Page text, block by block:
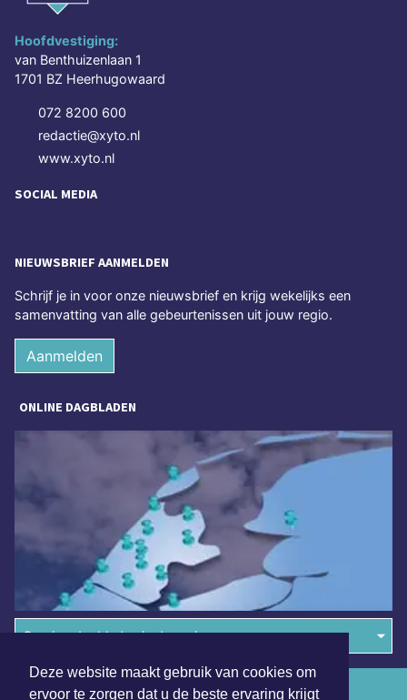
Deze website maakt gebruik van cookies om
ervoor te zorgen dat u de beste ervaring krijgt
Hoofdvestiging:
van Benthuizenlaan 1
1701 BZ Heerhugowaard
072 8200 600
redactie@xyto.nl
www.xyto.nl
SOCIAL MEDIA
NIEUWSBRIEF AANMELDEN
Schrijf je in voor onze nieuwsbrief en krijg wekelijks een
samenvatting van alle gebeurtenissen uit jouw regio.
Aanmelden
ONLINE DAGBLADEN
Overige dagbladen in de regio
Algemene voorwaarden